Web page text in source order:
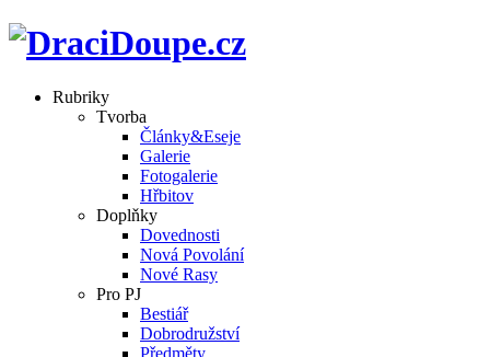
Rubriky
Tvorba
Články&Eseje
Galerie
Fotogalerie
Hřbitov
Doplňky
Dovednosti
Nová Povolání
Nové Rasy
Pro PJ
Bestiář
Dobrodružství
Předměty